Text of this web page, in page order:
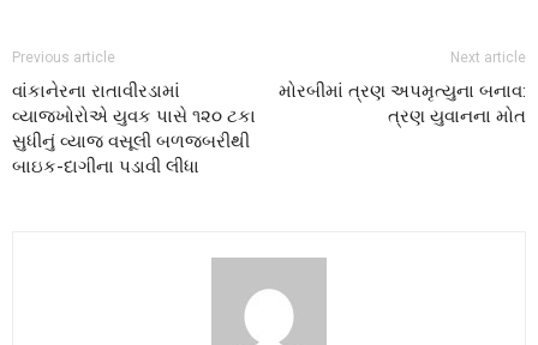
Previous article
વાંકાનેરના રાતાવીરડામાં
વ્યાજખોરોએ યુવક પાસે ૧૨૦ ટકા
સુધીનું વ્યાજ વસૂલી બળજબરીથી
બાઇક-દાગીના પડાવી લીધા
Next article
મોરબીમાં ત્રણ અપમૃત્યુના બનાવ:
ત્રણ યુવાનના મોત